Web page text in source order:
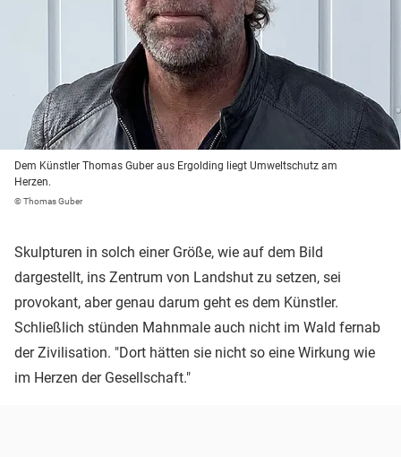
Dem Künstler Thomas Guber aus Ergolding liegt Umweltschutz am
Herzen.
© Thomas Guber
Skulpturen in solch einer Größe, wie auf dem Bild
dargestellt, ins Zentrum von Landshut zu setzen, sei
provokant, aber genau darum geht es dem Künstler.
Schließlich stünden Mahnmale auch nicht im Wald fernab
der Zivilisation. "Dort hätten sie nicht so eine Wirkung wie
im Herzen der Gesellschaft."